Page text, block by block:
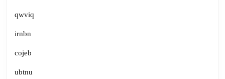
qwviq
irnbn
cojeb
ubtnu